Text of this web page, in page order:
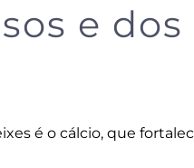
e dos
é o cálcio, que